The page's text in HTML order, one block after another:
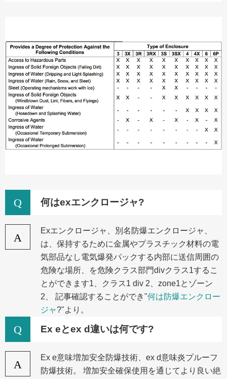
Q 何はexエンクロージャ?
A
Exエンクロージャ、別名防爆エンクロージャ、
は、保持するために金属やプラスチック材料の電
気部品なし電気爆発パックする内部に送信周囲の
危険な場所、を危険クラス部門divクラス1するこ
とができます1、クラス1 div 2、zone1とゾーン
2、 記事確認することができ"何は防爆エンクロー
ジャ?"より。
Q Ex eとex d違いは何です?
A
Ex e意味増加安全防爆技術、ex d意味炎プルーフ
防爆技術。 増加安全確保使用を通じてより良い絶